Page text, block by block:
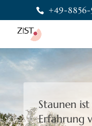
+49-
Staunen
Erfahrung